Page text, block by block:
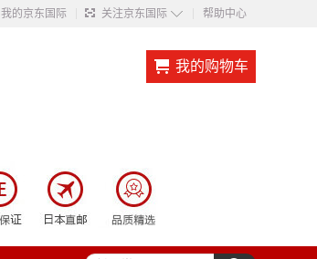
我的京东国际 关注京东国际 ◇ 帮助中心
我的购物车